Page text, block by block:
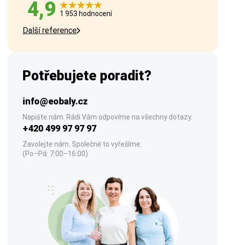
4,9 1 953 hodnocení
Další reference
Potřebujete poradit?
info@eobaly.cz
Napište nám. Rádi Vám odpovíme na všechny dotazy.
+420 499 97 97 97
Zavolejte nám. Společně to vyřešíme.
(Po–Pá: 7:00–16:00)